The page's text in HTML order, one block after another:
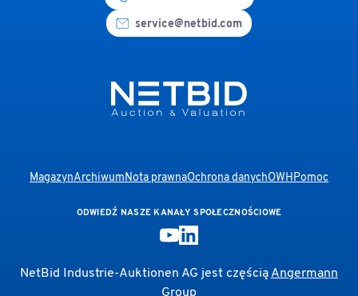
service@netbid.com
MagazynArchiwumNota prawnaOchrona danychOWHPomoc
ODWIEDŹ NASZE KANAŁY SPOŁECZNOŚCIOWE
NetBid Industrie-Auktionen AG jest częściąAngermann